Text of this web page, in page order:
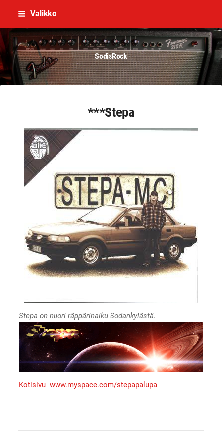
Siirry
sisältöön
Valikko
SodisRock
Kotisivu www.myspace.com/stepapalupa
***Stepa
Stepa on nuori räppärinalku Sodankylästä.